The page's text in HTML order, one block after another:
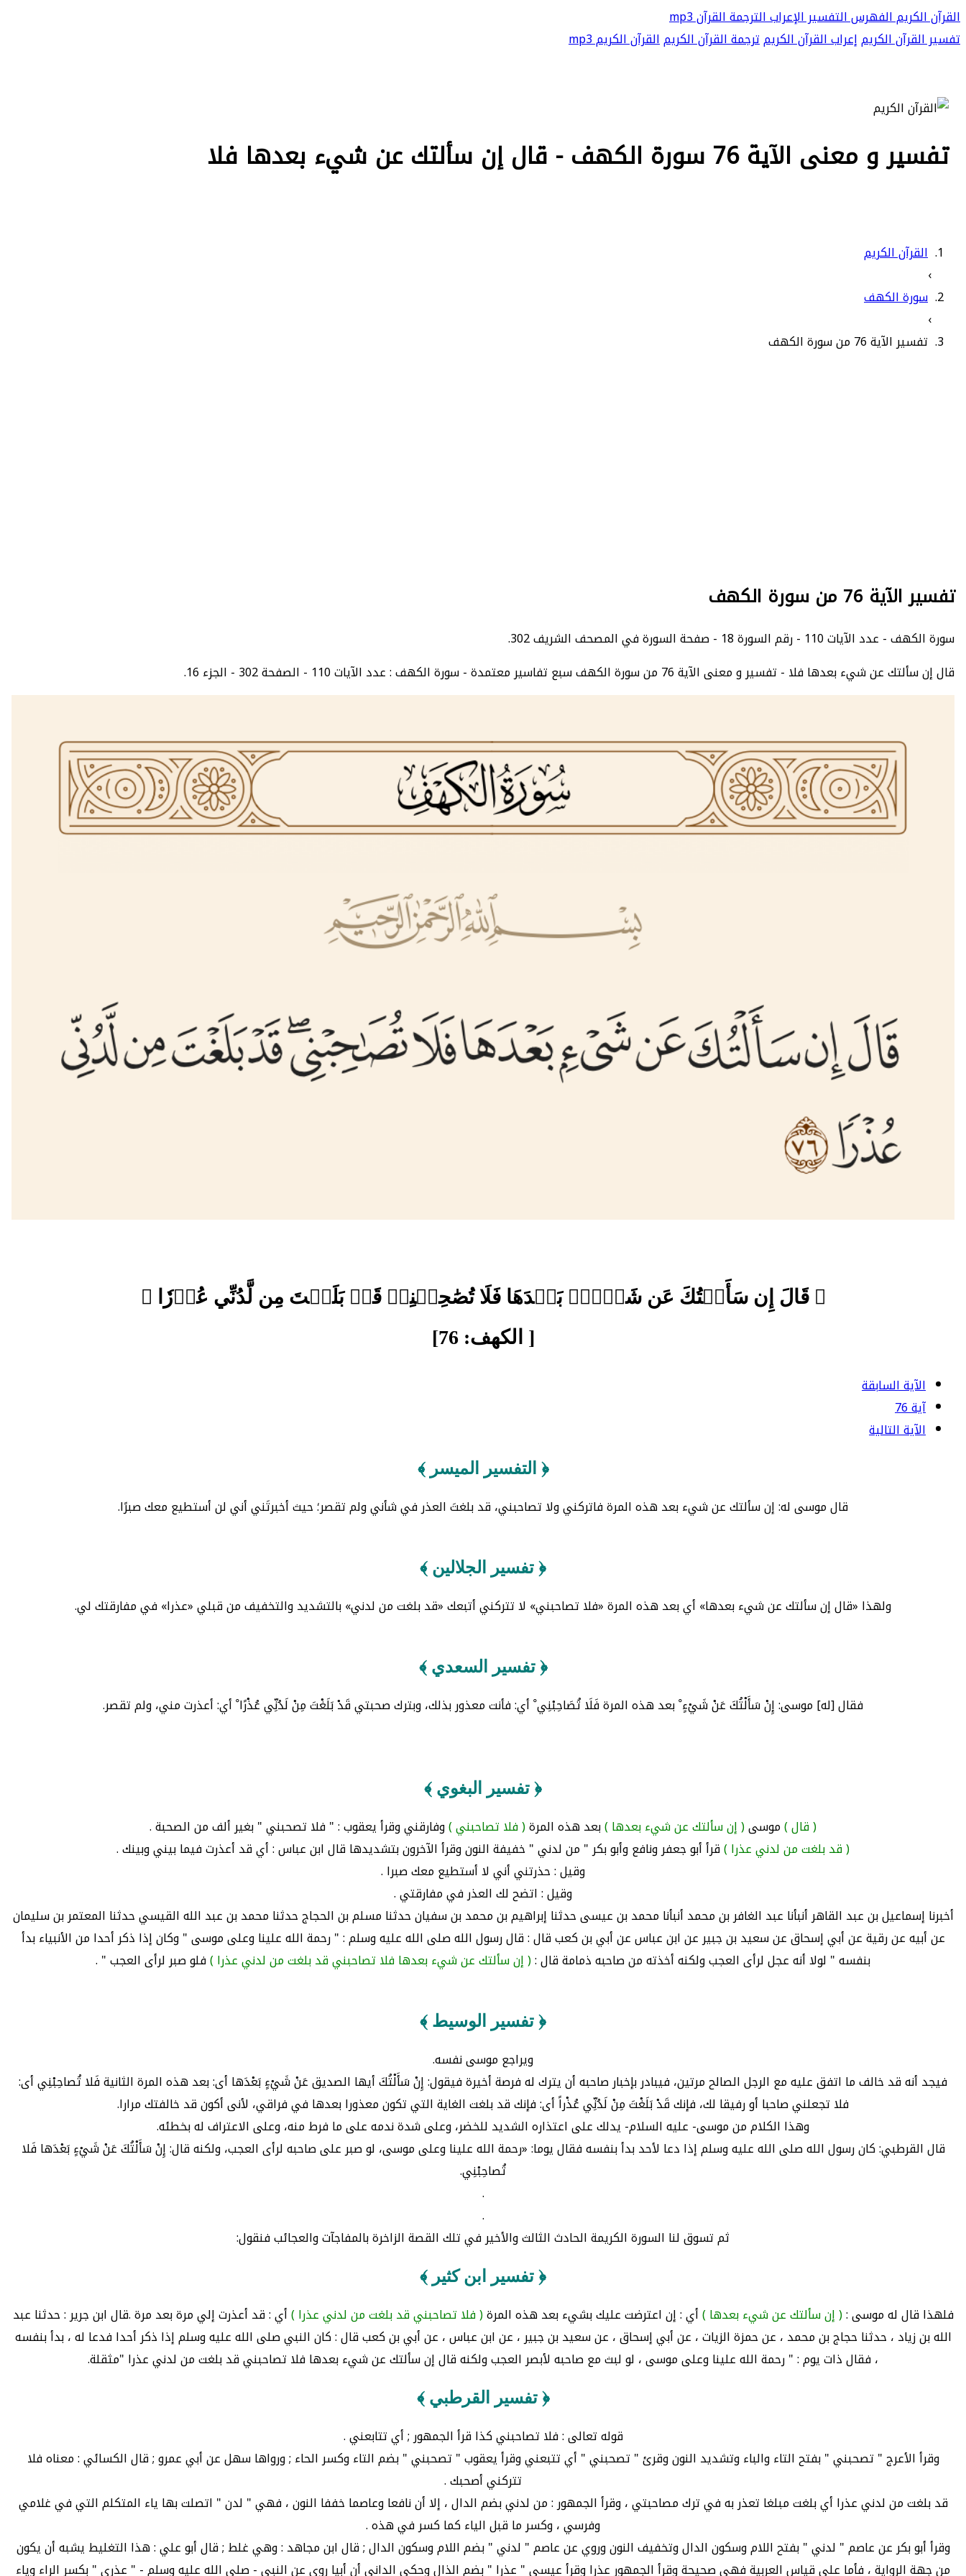
القرآن الكريمالفهرسالتفسيرالإعرابالترجمةالقرآن mp3
تفسير القرآن الكريمإعراب القرآن الكريمترجمة القرآن الكريمالقرآن الكريم mp3
تفسير و معنى الآية 76 سورة الكهف - قال إن سألتك عن شيء بعدها فلا
القرآن الكريم
›
سورة الكهف
›
تفسير الآية 76 من سورة الكهف
تفسير الآية 76 من سورة الكهف
سورة الكهف - عدد الآيات 110 - رقم السورة 18 - صفحة السورة في المصحف الشريف 302.
قال إن سألتك عن شيء بعدها فلا - تفسير و معنى الآية 76 من سورة الكهف سبع تفاسير معتمدة - سورة الكهف : عدد الآيات 110 - الصفحة 302 - الجزء 16.
﴿ قَالَ إِن سَأَلۡتُكَ عَن شَيۡءِۭ بَعۡدَهَا فَلَا تُصَٰحِبۡنِيۖ قَدۡ بَلَغۡتَ مِن لَّدُنِّي عُذۡرٗا ﴾
[ الكهف: 76]
الآية السابقة
آية 76
الآية التالية
﴿ التفسير الميسر ﴾
قال موسى له: إن سألتك عن شيء بعد هذه المرة فاتركني ولا تصاحبني، قد بلغتَ العذر في شأني ولم تقصر؛ حيث أخبرتَني أني لن أستطيع معك صبرًا.
﴿ تفسير الجلالين ﴾
ولهذا «قال إن سألتك عن شيء بعدها» أي بعد هذه المرة «فلا تصاحبني» لا تتركني أتبعك «قد بلغت من لدني» بالتشديد والتخفيف من قبلي «عذرا» في مفارقتك لي.
﴿ تفسير السعدي ﴾
فقال [له] موسى: إِنْ سَأَلْتُكَ عَنْ شَيْءٍ ْ بعد هذه المرة فَلَا تُصَاحِبْنِي ْ أي: فأنت معذور بذلك، وبترك صحبتي قَدْ بَلَغْتَ مِنْ لَدُنِّي عُذْرًا ْ أي: أعذرت مني، ولم تقصر.
﴿ تفسير البغوي ﴾
( قال )موسى( إن سألتك عن شيء بعدها )بعد هذه المرة( فلا تصاحبني )وفارقني وقرأ يعقوب : " فلا تصحبني " بغير ألف من الصحبة .
( قد بلغت من لدني عذرا )قرأ أبو جعفر ونافع وأبو بكر " من لدني " خفيفة النون وقرأ الآخرون بتشديدها قال ابن عباس : أي قد أعذرت فيما بيني وبينك .
وقيل : حذرتني أني لا أستطيع معك صبرا .
وقيل : اتضح لك العذر في مفارقتي .
أخبرنا إسماعيل بن عبد القاهر أنبأنا عبد الغافر بن محمد أنبأنا محمد بن عيسى حدثنا إبراهيم بن محمد بن سفيان حدثنا مسلم بن الحجاج حدثنا محمد بن عبد الله القيسي حدثنا المعتمر بن سليمان
عن أبيه عن رقية عن أبي إسحاق عن سعيد بن جبير عن ابن عباس عن أبي بن كعب قال : قال رسول الله صلى الله عليه وسلم : " رحمة الله علينا وعلى موسى " وكان إذا ذكر أحدا من الأنبياء بدأ
بنفسه " لولا أنه عجل لرأى العجب ولكنه أخذته من صاحبه ذمامة قال :( إن سألتك عن شيء بعدها فلا تصاحبني قد بلغت من لدني عذرا )فلو صبر لرأى العجب " .
﴿ تفسير الوسيط ﴾
ويراجع موسى نفسه.
فيجد أنه قد خالف ما اتفق عليه مع الرجل الصالح مرتين، فيبادر بإخبار صاحبه أن يترك له فرصة أخيرة فيقول: إِنْ سَأَلْتُكَ أيها الصديق عَنْ شَيْءٍ بَعْدَها أى: بعد هذه المرة الثانية فَلا تُصاحِبْنِي أى:
فلا تجعلني صاحبا أو رفيقا لك، فإنك قَدْ بَلَغْتَ مِنْ لَدُنِّي عُذْراً أى: فإنك قد بلغت الغاية التي تكون معذورا بعدها في فراقي، لأنى أكون قد خالفتك مرارا.
وهذا الكلام من موسى- عليه السلام- يدلك على اعتذاره الشديد للخضر، وعلى شدة ندمه على ما فرط منه، وعلى الاعتراف له بخطئه.
قال القرطبي: كان رسول الله صلى الله عليه وسلم إذا دعا لأحد بدأ بنفسه فقال يوما: «رحمة الله علينا وعلى موسى، لو صبر على صاحبه لرأى العجب، ولكنه قال: إِنْ سَأَلْتُكَ عَنْ شَيْءٍ بَعْدَها فَلا
تُصاحِبْنِي.
.
.
ثم تسوق لنا السورة الكريمة الحادث الثالث والأخير في تلك القصة الزاخرة بالمفاجآت والعجائب فنقول:
﴿ تفسير ابن كثير ﴾
فلهذا قال له موسى :( إن سألتك عن شيء بعدها )أي : إن اعترضت عليك بشيء بعد هذه المرة( فلا تصاحبني قد بلغت من لدني عذرا )أي : قد أعذرت إلي مرة بعد مرة .قال ابن جرير : حدثنا عبد
الله بن زياد ، حدثنا حجاج بن محمد ، عن حمزة الزيات ، عن أبي إسحاق ، عن سعيد بن جبير ، عن ابن عباس ، عن أبي بن كعب قال : كان النبي صلى الله عليه وسلم إذا ذكر أحدا فدعا له ، بدأ بنفسه
، فقال ذات يوم : " رحمة الله علينا وعلى موسى ، لو لبث مع صاحبه لأبصر العجب ولكنه قال إن سألتك عن شيء بعدها فلا تصاحبني قد بلغت من لدني عذرا "مثقلة.
﴿ تفسير القرطبي ﴾
قوله تعالى : فلا تصاحبني كذا قرأ الجمهور ; أي تتابعني .
وقرأ الأعرج " تصحبني " بفتح التاء والباء وتشديد النون وقرئ " تصحبني " أي تتبعني وقرأ يعقوب " تصحبني " بضم التاء وكسر الحاء ; ورواها سهل عن أبي عمرو ; قال الكسائي : معناه فلا
تتركني أصحبك .
قد بلغت من لدني عذرا أي بلغت مبلغا تعذر به في ترك مصاحبتي ، وقرأ الجمهور : من لدني بضم الدال ، إلا أن نافعا وعاصما خففا النون ، فهي " لدن " اتصلت بها ياء المتكلم التي في غلامي
وفرسي ، وكسر ما قبل الياء كما كسر في هذه .
وقرأ أبو بكر عن عاصم " لدني " بفتح اللام وسكون الدال وتخفيف النون وروي عن عاصم " لدني " بضم اللام وسكون الدال ; قال ابن مجاهد : وهي غلط ; قال أبو علي : هذا التغليط يشبه أن يكون
من جهة الرواية ، فأما على قياس العربية فهي صحيحة وقرأ الجمهور عذرا وقرأ عيسى " عذرا " بضم الذال وحكى الداني أن أبيا روى عن النبي - صلى الله عليه وسلم - " عذري " بكسر الراء وياء